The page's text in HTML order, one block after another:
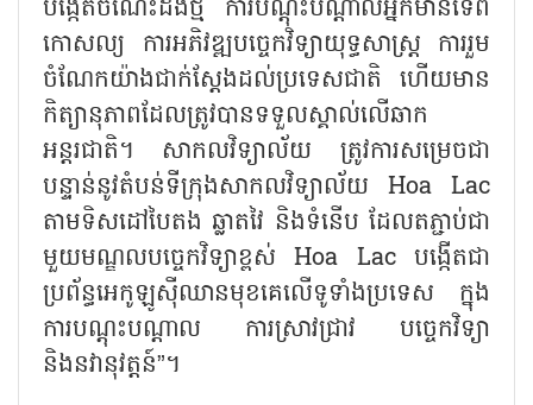
បង្កើតចំណេះដឹងថ្មី ការបណ្តុះបណ្តាលអ្នកមានទេព
កោសល្យ ការអភិវឌ្ឍបច្ចេកវិទ្យាយុទ្ធសាស្ត្រ ការរួម
ចំណែកយ៉ាងជាក់ស្ដែងដល់ប្រទេសជាតិ ហើយមាន
កិត្យានុភាពដែលត្រូវបានទទួលស្គាល់លើឆាក
អន្តរជាតិ។ សាកលវិទ្យាល័យ ត្រូវការសម្រេចជា
បន្ទាន់នូវតំបន់ទីក្រុងសាកលវិទ្យាល័យ Hoa Lac
តាមទិសដៅបៃតង ឆ្លាតវៃ និងទំនើប ដែលតភ្ជាប់ជា
មួយមណ្ឌលបច្ចេកវិទ្យាខ្ពស់Hoa Lacបង្កើតជា
ប្រព័ន្ធអេកូឡូស៊ីឈានមុខគេលើទូទាំងប្រទេស ក្នុង
ការបណ្តុះបណ្តាល ការស្រាវជ្រាវ បច្ចេកវិទ្យា
និងនវានុវត្តន៍”។